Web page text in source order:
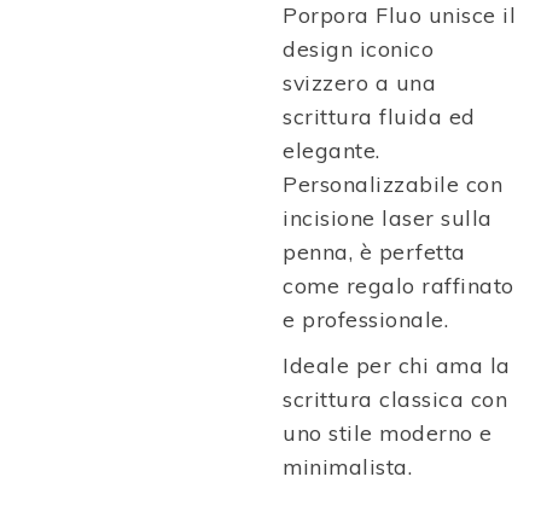
Porpora Fluo unisce il
design iconico
svizzero a una
scrittura fluida ed
elegante.
Personalizzabile con
incisione laser sulla
penna, è perfetta
come regalo raffinato
e professionale.
Ideale per chi ama la
scrittura classica con
uno stile moderno e
minimalista.